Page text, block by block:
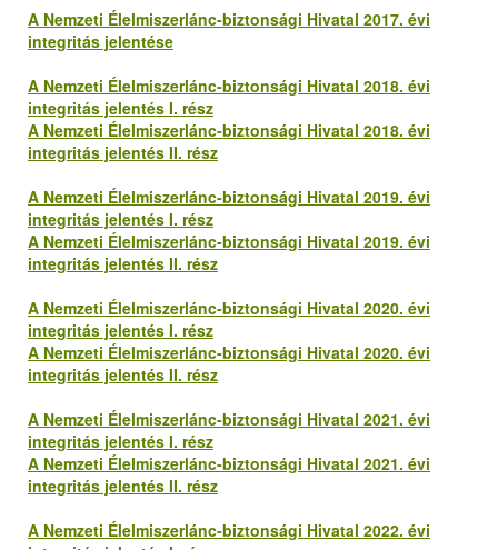
A Nemzeti Élelmiszerlánc-biztonsági Hivatal 2017. évi
integritás jelentése
A Nemzeti Élelmiszerlánc-biztonsági Hivatal 2018. évi
integritás jelentés I. rész
A Nemzeti Élelmiszerlánc-biztonsági Hivatal 2018. évi
integritás jelentés II. rész
A Nemzeti Élelmiszerlánc-biztonsági Hivatal 2019. évi
integritás jelentés I. rész
A Nemzeti Élelmiszerlánc-biztonsági Hivatal 2019. évi
integritás jelentés II. rész
A Nemzeti Élelmiszerlánc-biztonsági Hivatal 2020. évi
integritás jelentés I. rész
A Nemzeti Élelmiszerlánc-biztonsági Hivatal 2020. évi
integritás jelentés II. rész
A Nemzeti Élelmiszerlánc-biztonsági Hivatal 2021. évi
integritás jelentés I. rész
A Nemzeti Élelmiszerlánc-biztonsági Hivatal 2021. évi
integritás jelentés II. rész
A Nemzeti Élelmiszerlánc-biztonsági Hivatal 2022. évi